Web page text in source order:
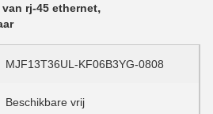
rj-45 ethernet,
MJF13T36UL-KF06B3YG-0808
Beschikbare vrij